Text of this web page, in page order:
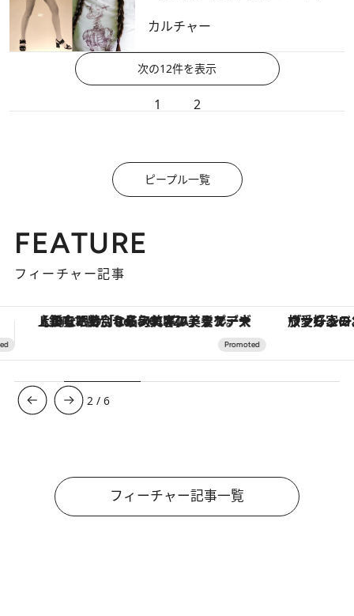
カルチャー
次の12件を表示
1 2
ピープル一覧
FEATURE
フィーチャー記事
ヴァシュロン・コンスタンタン「オーヴァーシーズ・オートマティック」。旅愛好家のお気に入りコレクションから、ジェンダーレスな新作が登場
3 /6
フィーチャー記事一覧